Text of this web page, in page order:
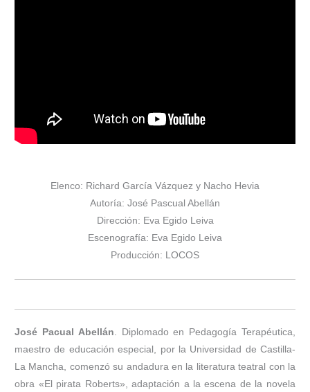
Elenco: Richard García Vázquez y Nacho Hevia
Autoría: José Pascual Abellán
Dirección: Eva Egido Leiva
Escenografía: Eva Egido Leiva
Producción: LOCOS
José Pacual Abellán. Diplomado en Pedagogía Terapéutica,
maestro de educación especial, por la Universidad de Castilla-
La Mancha, comenzó su andadura en la literatura teatral con la
obra «El pirata Roberts», adaptación a la escena de la novela